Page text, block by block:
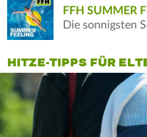
FFH SUMMER
Die sonnigsten
HITZE-TIPPS FÜR